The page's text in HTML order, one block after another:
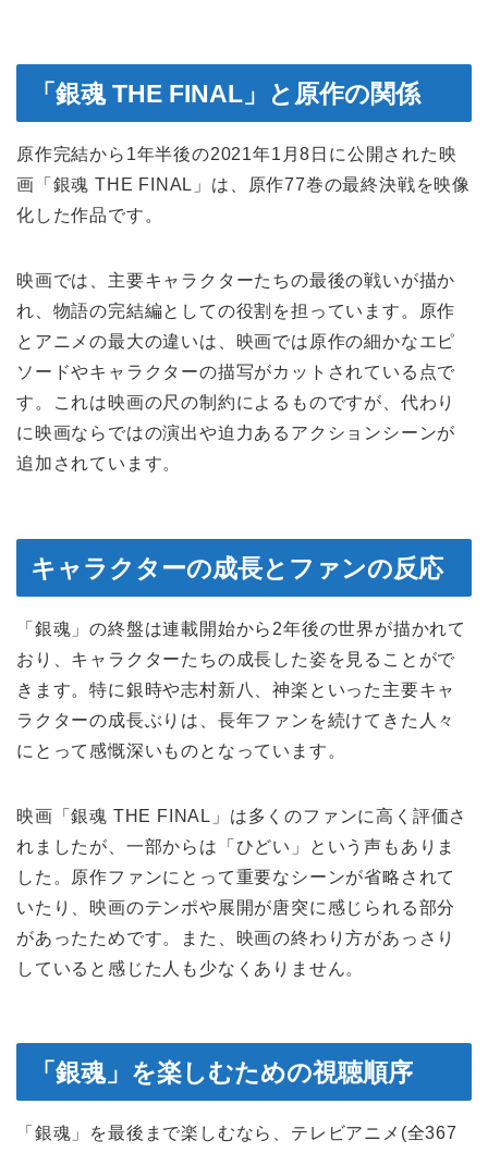
「銀魂 THE FINAL」と原作の関係
原作完結から1年半後の2021年1月8日に公開された映
画「銀魂 THE FINAL」は、原作77巻の最終決戦を映像
化した作品です。
映画では、主要キャラクターたちの最後の戦いが描か
れ、物語の完結編としての役割を担っています。原作
とアニメの最大の違いは、映画では原作の細かなエピ
ソードやキャラクターの描写がカットされている点で
す。これは映画の尺の制約によるものですが、代わり
に映画ならではの演出や迫力あるアクションシーンが
追加されています。
キャラクターの成長とファンの反応
「銀魂」の終盤は連載開始から2年後の世界が描かれて
おり、キャラクターたちの成長した姿を見ることがで
きます。特に銀時や志村新八、神楽といった主要キャ
ラクターの成長ぶりは、長年ファンを続けてきた人々
にとって感慨深いものとなっています。
映画「銀魂 THE FINAL」は多くのファンに高く評価さ
れましたが、一部からは「ひどい」という声もありま
した。原作ファンにとって重要なシーンが省略されて
いたり、映画のテンポや展開が唐突に感じられる部分
があったためです。また、映画の終わり方があっさり
していると感じた人も少なくありません。
「銀魂」を楽しむための視聴順序
「銀魂」を最後まで楽しむなら、テレビアニメ(全367